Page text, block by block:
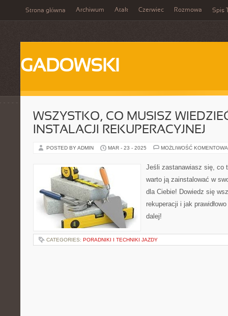
Strona główna Archiwum Atak Czerwiec Rozmowa Spis
GADOWSKI
WSZYSTKO, CO MUSISZ
INSTALACJI REKUPERACYJNEJ
POSTED BY ADMIN MAR - 23 - 2025 MOŻLIWOŚĆ
Jeśli zastanawiasz się, co
warto ją zainstalować w
dla Ciebie! Dowiedz się
rekuperacji i jak
dalej!
CATEGORIES: PORADNIKI I TECHNIKI JAZDY